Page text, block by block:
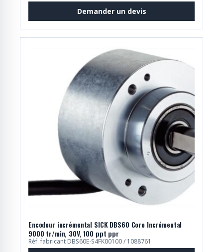
Demander un devis
Encodeur incrémental SICK DBS60 Core Incrémental
9000 tr/min, 30V, 100 ppt ppr
Réf. fabricant DBS60E-S4FK00100 / 1088761